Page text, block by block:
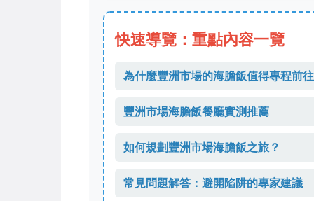
快速導覽：重點內容一覽
為什麼豐洲市場的海膽飯值得專程前
豐洲市場海膽飯餐廳實測推薦
如何規劃豐洲市場海膽飯之旅？
常見問題解答：避開陷阱的專家建議